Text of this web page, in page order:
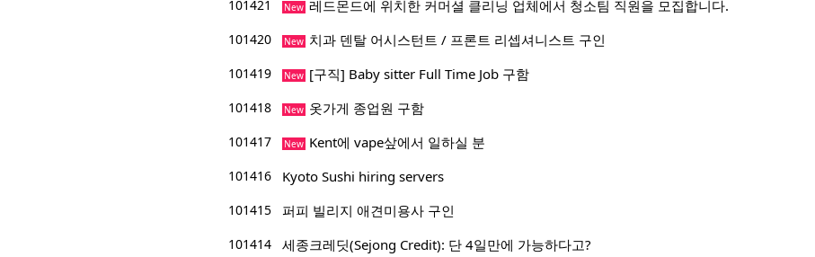
101421
New 레드몬드에 위치한 커머셜 클리닝 업체에서 청소팀 직원을 모집합니다.
101420
New 치과 덴탈 어시스턴트 / 프론트 리셉셔니스트 구인
101419
New [구직] Baby sitter Full Time Job 구함
101418
New 옷가게 종업원 구함
101417
New Kent에 vape샆에서 일하실 분
101416
Kyoto Sushi hiring servers
101415
퍼피 빌리지 애견미용사 구인
101414
세종크레딧(Sejong Credit): 단 4일만에 가능하다고?